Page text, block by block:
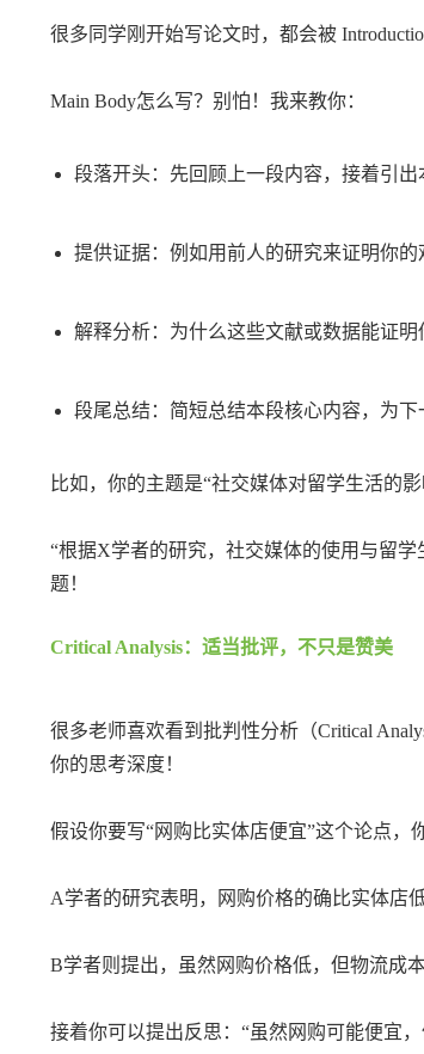
很多同学刚开始写论文时，都会被
Main Body怎么写？别怕！我来教你：
段落开头：先回顾上一段内容，接着引出
提供证据：例如用前人的研究来证明你的
解释分析：为什么这些文献或数据能证明
段尾总结：简短总结本段核心内容，为下
比如，你的主题是“社交媒体对留学生活的
“根据X学者的研究，社交媒体的使用与留
题！
Critical Analysis：适当批评，不只是赞美
很多老师喜欢看到批判性分析（Critical
你的思考深度！
假设你要写“网购比实体店便宜”这个论点，
A学者的研究表明，网购价格的确比实体店
B学者则提出，虽然网购价格低，但物流成
接着你可以提出反思：“虽然网购可能便宜